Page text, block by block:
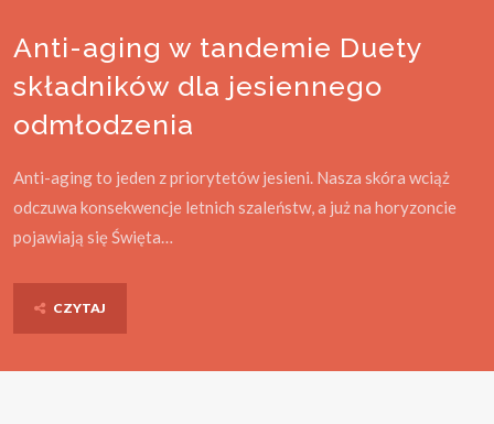
Anti-aging w tandemie Duety
składników dla jesiennego
odmłodzenia
Anti-aging to jeden z priorytetów jesieni. Nasza skóra wciąż
odczuwa konsekwencje letnich szaleństw, a już na horyzoncie
pojawiają się Święta…
CZYTAJ